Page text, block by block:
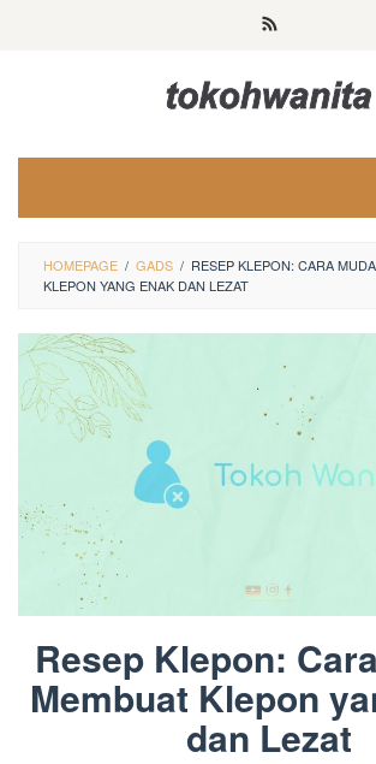
HOMEPAGE / GADS / RESEP KLEPON: CARA
KLEPON YANG ENAK DAN LEZAT
Resep Klepon:
Membuat Klepon
dan Lezat